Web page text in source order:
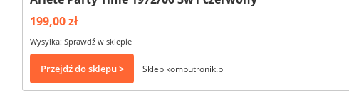
199,00 zł
Wysyłka: Sprawdź w sklepie
Przejdź do sklepu > Sklep komputronik.pl